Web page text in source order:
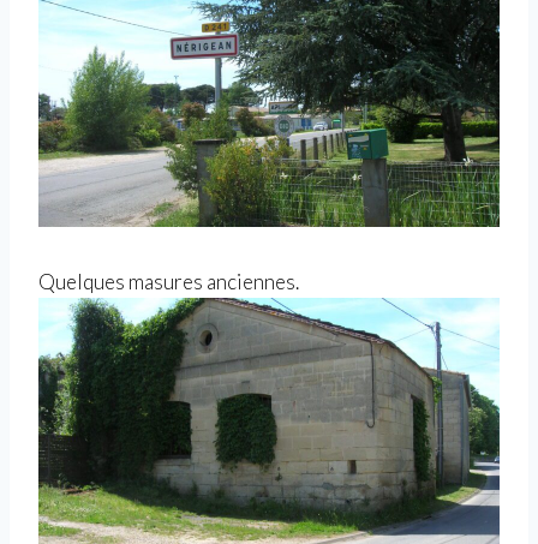
Quelques masures anciennes.